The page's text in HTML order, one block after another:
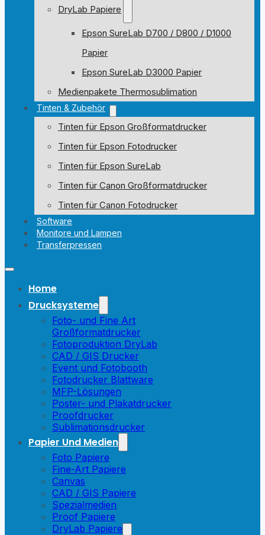
DryLab Papiere
Epson SureLab D700 / D800 / D1000
Papier
Epson SureLab D3000 Papier
Medienpakete Thermosublimation
Tinten & Zubehör
Tinten für Epson Großformatdrucker
Tinten für Epson Fotodrucker
Tinten für Epson SureLab
Tinten für Canon Großformatdrucker
Tinten für Canon Fotodrucker
Software
Monitore und Lampen
Transferpressen
Home
Drucksysteme
Foto- und Fine Art
Großformatdrucker
Fotoproduktion DryLab
CAD / GIS Drucker
Event und Fotobooth
Fotodrucker Blattware
MFP-Lösungen
Poster- und Plakatdrucker
Proofdrucker
Sublimationsdrucker
Papier Und Medien
Foto Papiere
Fine-Art Papiere
Canvas
CAD / GIS Papiere
Spezialmedien
Proof Papiere
DryLab Papiere